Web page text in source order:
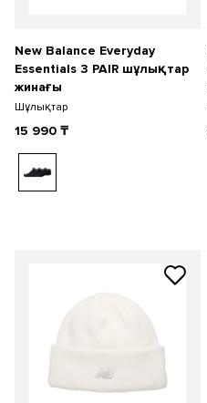
New Balance Everyday
Essentials 3 PAIR шұлықтар
жинағы
Шұлықтар
15 990 ₸